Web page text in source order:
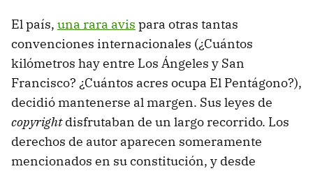
El país, una rara avis para otras tantas
convenciones internacionales (¿Cuántos
kilómetros hay entre Los Ángeles y San
Francisco? ¿Cuántos acres ocupa El Pentágono?),
decidió mantenerse al margen. Sus leyes de
copyrightdisfrutaban de un largo recorrido. Los
derechos de autor aparecen someramente
mencionados en su constitución, y desde